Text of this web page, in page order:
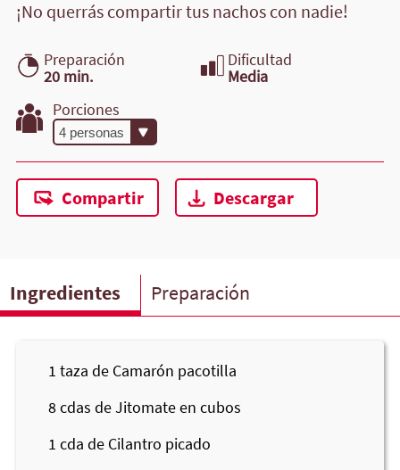
¡No querrás compartir tus nachos con nadie!
Preparación
20 min.
Dificultad
Media
Porciones
Compartir Descargar
Ingredientes Preparación
1 taza de Camarón pacotilla
8cdas de Jitomate en cubos
1 cda de Cilantro picado